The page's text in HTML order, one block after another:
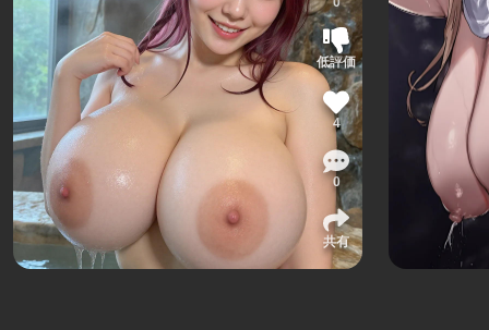
低評価
4
0
共有